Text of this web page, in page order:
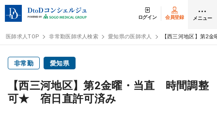
ログイン 会員登録 メニュー
医師求人
医師求人TOP 非常勤医師求人検索 愛知県の医師求人 【西三河地区】第2
非常勤 愛知県
【西三河地区】第2金曜・当直 時間調整
可★ 宿日直許可済み